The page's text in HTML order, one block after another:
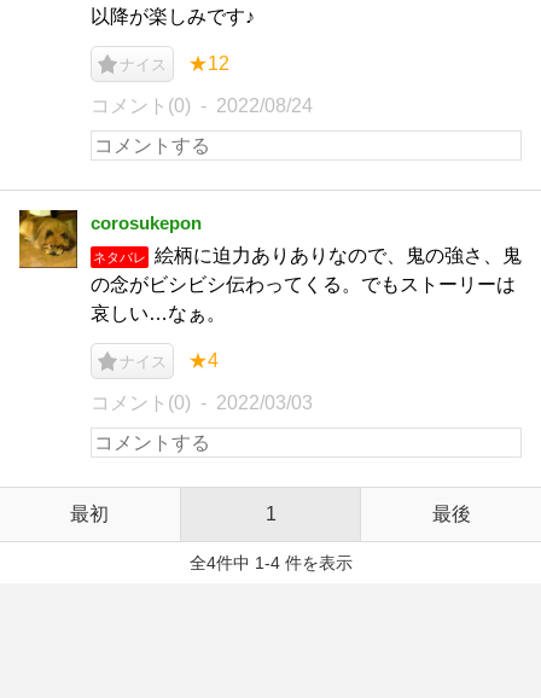
以降が楽しみです♪
ナイス ★12
コメント(0) 2022/08/24
corosukepon
ネタバレ
絵柄に迫力ありありなので、鬼の強さ、鬼
の念がビシビシ伝わってくる。でもストーリーは
哀しい…なぁ。
ナイス ★4
コメント(0) 2022/03/03
最初 1 最後
全4件中 1-4 件を表示